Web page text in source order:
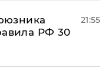
РФ 30
21:55